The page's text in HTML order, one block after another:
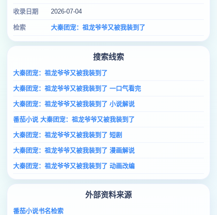
收录日期 2026-07-04
检索 大秦团宠：祖龙爷爷又被我装到了
搜索线索
大秦团宠：祖龙爷爷又被我装到了
大秦团宠：祖龙爷爷又被我装到了 一口气看完
大秦团宠：祖龙爷爷又被我装到了 小说解说
番茄小说 大秦团宠：祖龙爷爷又被我装到了
大秦团宠：祖龙爷爷又被我装到了 短剧
大秦团宠：祖龙爷爷又被我装到了 漫画解说
大秦团宠：祖龙爷爷又被我装到了 动画改编
外部资料来源
番茄小说书名检索